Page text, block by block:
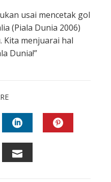
usai mencetak gol
(Piala Dunia 2006)
menjuarai hal
Dunia!”
LINKEDIN